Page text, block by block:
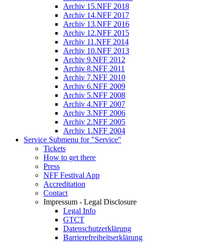
Archiv 15.NFF 2018
Archiv 14.NFF 2017
Archiv 13.NFF 2016
Archiv 12.NFF 2015
Archiv 11.NFF 2014
Archiv 10.NFF 2013
Archiv 9.NFF 2012
Archiv 8.NFF 2011
Archiv 7.NFF 2010
Archiv 6.NFF 2009
Archiv 5.NFF 2008
Archiv 4.NFF 2007
Archiv 3.NFF 2006
Archiv 2.NFF 2005
Archiv 1.NFF 2004
Service Submenu for "Service"
Tickets
How to get there
Press
NFF Festival App
Accreditation
Contact
Impressum - Legal Disclosure
Legal Info
GTCT
Datenschutzerklärung
Barrierefreiheitserklärung